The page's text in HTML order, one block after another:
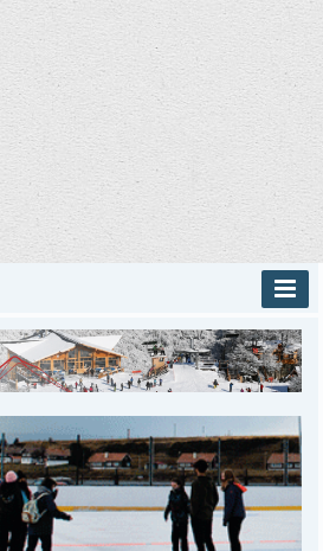
INICIO
PROVINCIALES
DEPORTES
POLICIALES
I-DIARIO
MÁS